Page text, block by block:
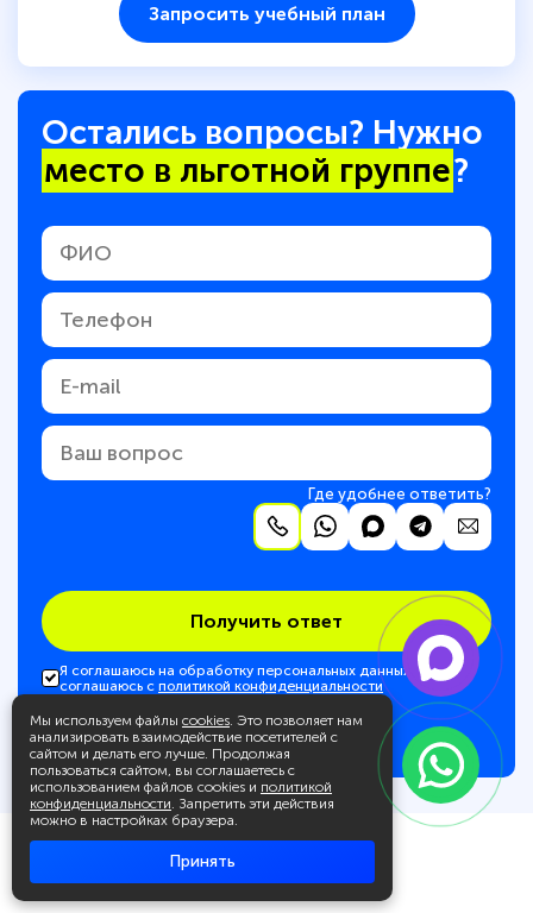
Мы используем файлы cookies. Это позволяет нам
анализировать взаимодействие посетителей с
сайтом и делать его лучше. Продолжая
пользоваться сайтом, вы соглашаетесь с
использованием файлов cookies и политикой
конфиденциальности. Запретить эти действия
можно в настройках браузера.
Принять
Запросить учебный план
Остались вопросы? Нужно
место в льготной группе?
Где удобнее ответить?
Получить ответ
Я соглашаюсь на обработку персональных данных и
соглашаюсь с политикой конфиденциальности